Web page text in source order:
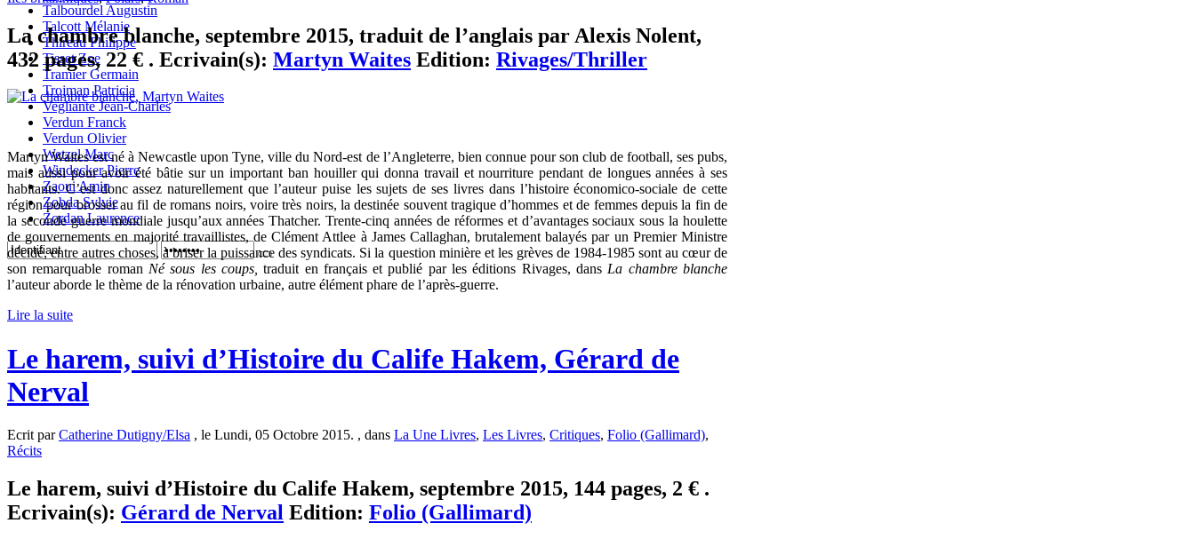
Talbourdel Augustin
Talcott Mélanie
Thireau Philippe
Tisset Zoe
Tramier Germain
Trojman Patricia
Vegliante Jean-Charles
Verdun Franck
Verdun Olivier
Wetzel Marc
Windecker Pierre
Zaoui Amin
Zobda Sylvie
Zordan Laurence
La chambre blanche, septembre 2015, traduit de l’anglais par Alexis Nolent,
432 pages, 22 € . Ecrivain(s): Martyn Waites Edition: Rivages/Thriller
Martyn Waites est né à Newcastle upon Tyne, ville du Nord-est de l’Angleterre, bien connue pour son club de football, ses pubs,
mais aussi pour avoir été bâtie sur un important ban houiller qui donna travail et nourriture pendant de longues années à ses
habitants. C’est donc assez naturellement que l’auteur puise les sujets de ses livres dans l’histoire économico-sociale de cette
région pour brosser au fil de romans noirs, voire très noirs, la destinée souvent tragique d’hommes et de femmes depuis la fin de
la seconde guerre mondiale jusqu’aux années Thatcher. Trente-cinq années de réformes et d’avantages sociaux sous la houlette
de gouvernements en majorité travaillistes, de Clément Attlee à James Callaghan, brutalement balayés par un Premier Ministre
décidé, entre autres choses, à briser la puissance des syndicats. Si la question minière et les grèves de 1984-1985 sont au cœur de
son remarquable roman Né sous les coups, traduit en français et publié par les éditions Rivages, dansLa chambre blanche
l’auteur aborde le thème de la rénovation urbaine, autre élément phare de l’après-guerre.
Lire la suite
Le harem, suivi d’Histoire du Calife Hakem, Gérard de
Nerval
Ecrit parCatherine Dutigny/Elsa , le Lundi, 05 Octobre 2015. , dans La Une Livres, Les Livres, Critiques, Folio (Gallimard),
Récits
Le harem, suivi d’Histoire du Calife Hakem, septembre 2015, 144 pages, 2 € .
Ecrivain(s): Gérard de Nerval Edition: Folio (Gallimard)